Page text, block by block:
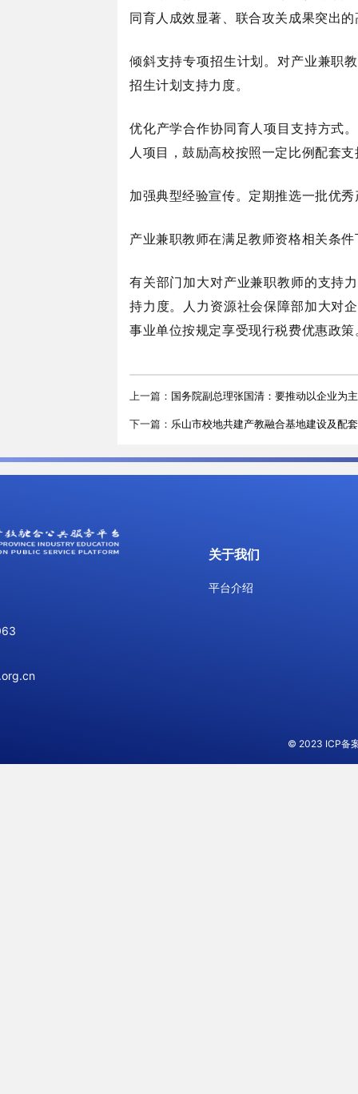
同育人成效显著、联合攻关成果突出
倾斜支持专项招生计划。对产业兼职
招生计划支持力度。
优化产学合作协同育人项目支持方式
人项目，鼓励高校按照一定比例配套
加强典型经验宣传。定期推选一批优
产业兼职教师在满足教师资格相关条
有关部门加大对产业兼职教师的支持
持力度。人力资源社会保障部加大对
事业单位按规定享受现行税费优惠政策
上一篇： 国务院副总理张国清：要推动以企业为
下一篇： 乐山市校地共建产教融合基地建设及配
关于我们
平台介绍
© 2023 ICP备